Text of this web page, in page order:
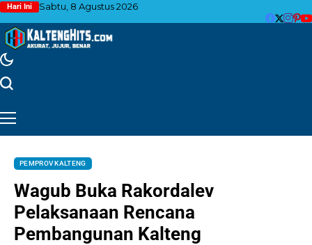
Hari Ini Sabtu, 8 Agustus 2026
PEMPROV KALTENG
Wagub Buka Rakordalev
Pelaksanaan Rencana
Pembangunan Kalteng